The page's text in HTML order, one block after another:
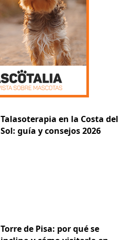
Talasoterapia en la Costa del
Sol: guía y consejos 2026
Torre de Pisa: por qué se